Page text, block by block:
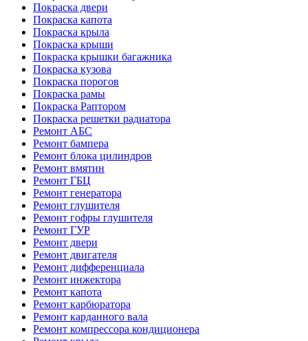
Покраска двери
Покраска капота
Покраска крыла
Покраска крыши
Покраска крышки багажника
Покраска кузова
Покраска порогов
Покраска рамы
Покраска Раптором
Покраска решетки радиатора
Ремонт АБС
Ремонт бампера
Ремонт блока цилиндров
Ремонт вмятин
Ремонт ГБЦ
Ремонт генератора
Ремонт глушителя
Ремонт гофры глушителя
Ремонт ГУР
Ремонт двери
Ремонт двигателя
Ремонт дифференциала
Ремонт инжектора
Ремонт капота
Ремонт карбюратора
Ремонт карданного вала
Ремонт компрессора кондиционера